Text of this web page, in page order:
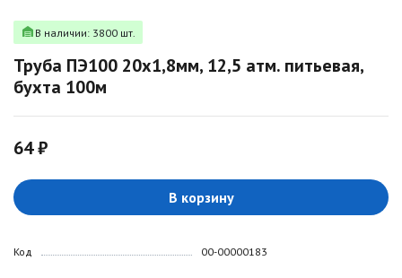
В наличии: 3800 шт.
Труба ПЭ100 20х1,8мм, 12,5 атм. питьевая,
бухта 100м
64 ₽
В корзину
Код 00-00000183